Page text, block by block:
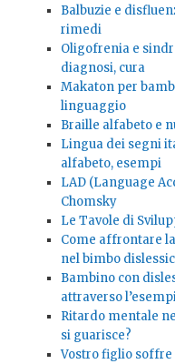
Balbuzie e
rimedi
Oligofrenia e
diagnosi, cura
Makaton per
linguaggio
Braille alfabeto e
Lingua dei segni
alfabeto, esempi
LAD (Language
Chomsky
Le Tavole di
Come affrontare
nel bimbo
Bambino con
attraverso
Ritardo mentale
si guarisce?
Vostro figlio